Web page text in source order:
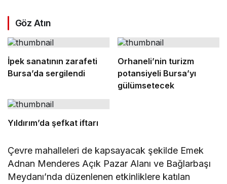
Göz Atın
İpek sanatının zarafeti
Bursa’da sergilendi
Orhaneli’nin turizm
potansiyeli Bursa’yı
gülümsetecek
Yıldırım’da şefkat iftarı
Çevre mahalleleri de kapsayacak şekilde Emek
Adnan Menderes Açık Pazar Alanı ve Bağlarbaşı
Meydanı’nda düzenlenen etkinliklere katılan